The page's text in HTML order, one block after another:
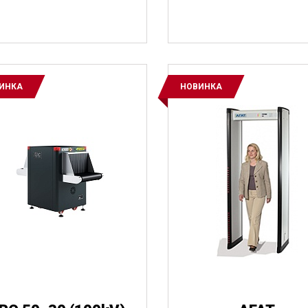
Небольшие грузы Крупный багаж Объемные посылки
Багаж Небольшие грузы
НОВИНКА